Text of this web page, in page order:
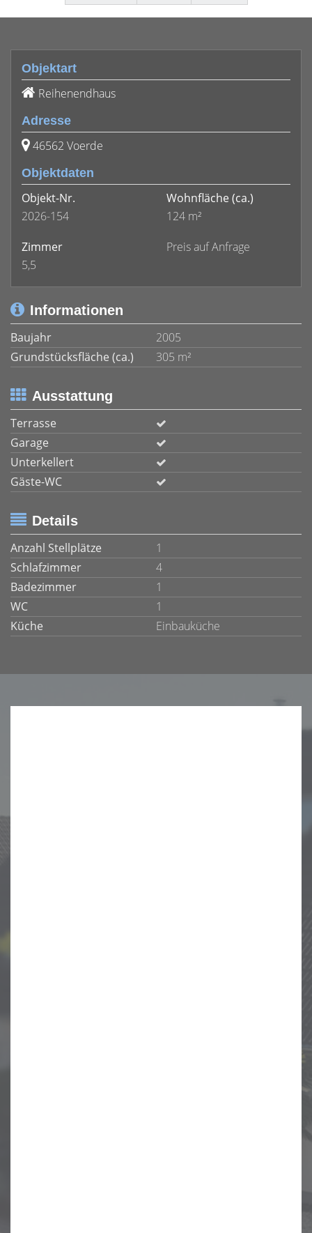
Objektart
Reihenendhaus
Adresse
46562 Voerde
Objektdaten
Objekt-Nr.
2026-154
Wohnfläche (ca.)
124 m²
Zimmer
5,5
Preis auf Anfrage
Informationen
Baujahr
2005
Grundstücksfläche (ca.)
305 m²
Ausstattung
Terrasse
Garage
Unterkellert
Gäste-WC
Details
Anzahl Stellplätze
1
Schlafzimmer
4
Badezimmer
1
WC
1
Küche
Einbauküche